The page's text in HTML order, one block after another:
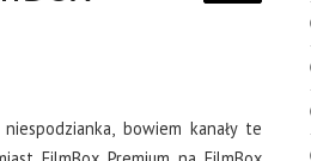
bowiem kanały te